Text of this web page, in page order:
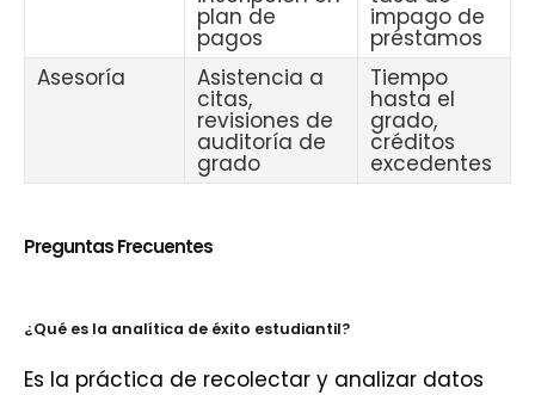
plan de
pagos
impago de
préstamos
Asesoría
Asistencia a
citas,
revisiones de
auditoría de
grado
Tiempo
hasta el
grado,
créditos
excedentes
Preguntas Frecuentes
¿Qué es la analítica de éxito estudiantil?
Es la práctica de recolectar y analizar datos